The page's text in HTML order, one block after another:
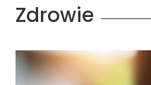
Zdrowie